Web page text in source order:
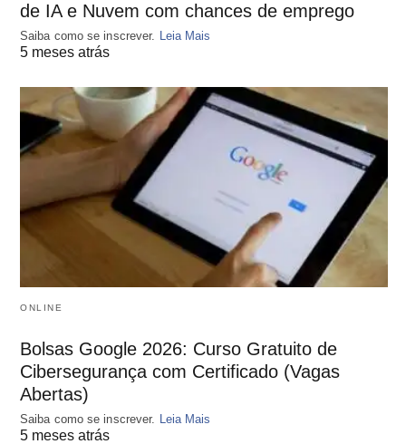
de IA e Nuvem com chances de emprego
Saiba como se inscrever. Leia Mais
5 meses atrás
ONLINE
Bolsas Google 2026: Curso Gratuito de
Cibersegurança com Certificado (Vagas
Abertas)
Saiba como se inscrever. Leia Mais
5 meses atrás